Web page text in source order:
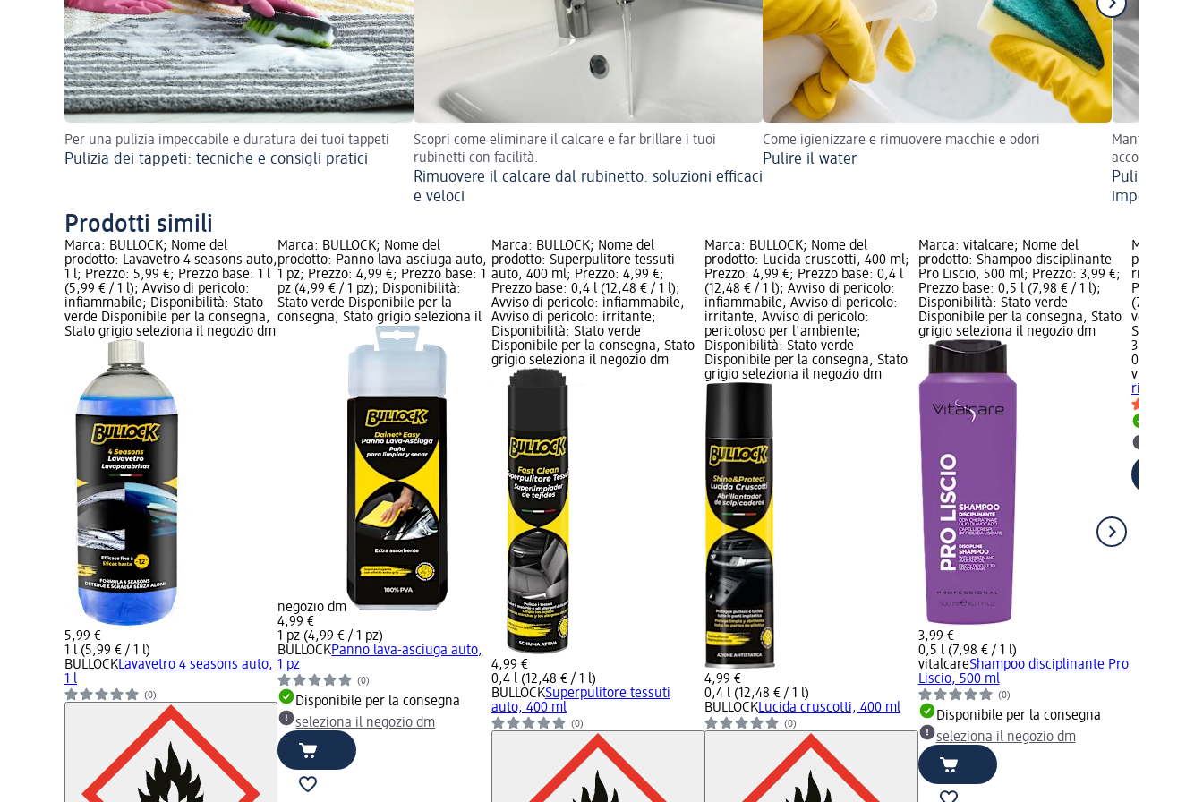
Per una pulizia impeccabile e duratura dei tuoi tappeti
Pulizia dei tappeti: tecniche e consigli pratici
Scopri come eliminare il calcare e far brillare i tuoi
rubinetti con facilità.
Rimuovere il calcare dal rubinetto: soluzioni efficaci
e veloci
Come igienizzare e rimuovere macchie e odori
Pulire il water
Mantienilo
accorgimenti
Pulire
impeccabili
Prodotti simili
Marca: BULLOCK; Nome del
prodotto: Lavavetro 4 seasons auto,
1 l; Prezzo: 5,99 €; Prezzo base: 1 l
(5,99 € / 1 l); Avviso di pericolo:
infiammabile; Disponibilità: Stato
verde Disponibile per la consegna,
Stato grigio seleziona il negozio dm
5,99 €
1 l (5,99 € / 1 l)
BULLOCKLavavetro 4 seasons auto,
1 l
(0)
Marca: BULLOCK; Nome del
prodotto: Panno lava-asciuga auto,
1 pz; Prezzo: 4,99 €; Prezzo base: 1
pz (4,99 € / 1 pz); Disponibilità:
Stato verde Disponibile per la
consegna, Stato grigio seleziona il
negozio dm
4,99 €
1 pz (4,99 € / 1 pz)
BULLOCKPanno lava-asciuga auto,
1 pz
(0)
Disponibile per la consegna
seleziona il negozio dm
Marca: BULLOCK; Nome del
prodotto: Superpulitore tessuti
auto, 400 ml; Prezzo: 4,99 €;
Prezzo base: 0,4 l (12,48 € / 1 l);
Avviso di pericolo: infiammabile,
Avviso di pericolo: irritante;
Disponibilità: Stato verde
Disponibile per la consegna, Stato
grigio seleziona il negozio dm
4,99 €
0,4 l (12,48 € / 1 l)
BULLOCKSuperpulitore tessuti
auto, 400 ml
(0)
Marca: BULLOCK; Nome del
prodotto: Lucida cruscotti, 400 ml;
Prezzo: 4,99 €; Prezzo base: 0,4 l
(12,48 € / 1 l); Avviso di pericolo:
infiammabile, Avviso di pericolo:
irritante, Avviso di pericolo:
pericoloso per l'ambiente;
Disponibilità: Stato verde
Disponibile per la consegna, Stato
grigio seleziona il negozio dm
4,99 €
0,4 l (12,48 € / 1 l)
BULLOCKLucida cruscotti, 400 ml
(0)
Marca: vitalcare; Nome del
prodotto: Shampoo disciplinante
Pro Liscio, 500 ml; Prezzo: 3,99 €;
Prezzo base: 0,5 l (7,98 € / 1 l);
Disponibilità: Stato verde
Disponibile per la consegna, Stato
grigio seleziona il negozio dm
3,99 €
0,5 l (7,98 € / 1 l)
vitalcareShampoo disciplinante Pro
Liscio, 500 ml
(0)
Disponibile per la consegna
seleziona il negozio dm
Marca:
prodotto:
Prezzo:
(7,98 € / 1
verde
Stato
3,99 €
0,5 l (7,98
vitalcare